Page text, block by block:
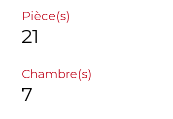
Pièce(s)
21
Chambre(s)
7